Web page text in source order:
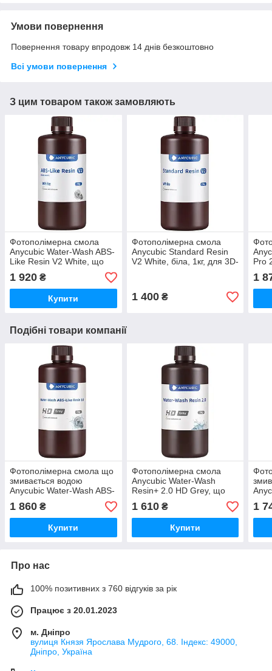
Умови повернення
Повернення товару впродовж 14 днів безкоштовно
Всі умови повернення
З цим товаром також замовляють
Фотополімерна смола
Anycubic Water-Wash ABS-
Like Resin V2 White, що
змивається водою, біла,
1кг, для 3D-друку
1 920 ₴
Купити
Фотополімерна смола
Anycubic Standard Resin
V2 White, біла, 1кг, для 3D-
1 400₴
Pro
3D-
1
Подібні товари компанії
Фотополімерна смола що
змивається водою
Anycubic Water-Wash ABS-
1кг, сіра
1 860 ₴
Купити
Фотополімерна смола
Anycubic Water-Wash
Resin+ 2.0 HD Grey, що
змивається водою, сіра,
1кг, для 3D-друку
1 610₴
Купити
1
Про нас
100% позитивних з 760 відгуків за рік
Працює з 20.01.2023
м. Дніпро
вулиця Князя Ярослава Мудрого, 68. Індекс: 49000,
Дніпро, Україна